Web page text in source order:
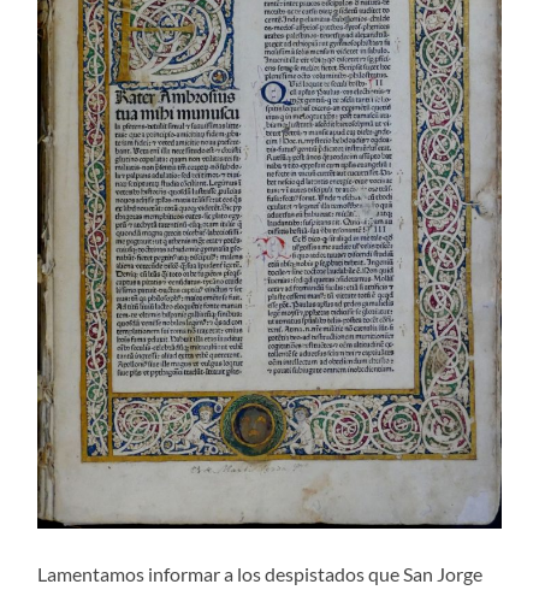
Lamentamos informar a los despistados que San Jorge